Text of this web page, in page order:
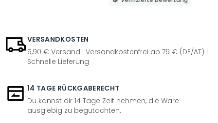
VERSANDKOSTEN
5,90 € Versand | Versandkostenfrei ab 79 € (DE/AT) |
Schnelle Lieferung
14 TAGE RÜCKGABERECHT
Du kannst dir 14 Tage Zeit nehmen, die Ware
ausgiebig zu begutachten.